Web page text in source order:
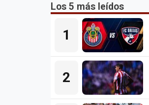
Los 5 más leídos
1
2